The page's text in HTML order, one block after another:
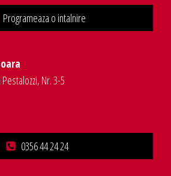
Programeaza o intalnire
Nr. 3-5
0356 44 24 24